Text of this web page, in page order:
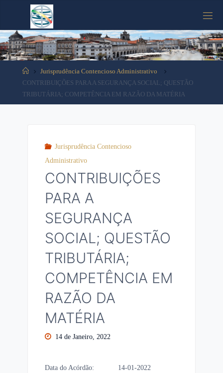
Jurisprudência Contencioso Administrativo
CONTRIBUIÇÕES PARA A SEGURANÇA SOCIAL; QUESTÃO
TRIBUTÁRIA; COMPETÊNCIA EM RAZÃO DA MATÉRIA
Jurisprudência Contencioso
Administrativo
CONTRIBUIÇÕES
PARA A
SEGURANÇA
SOCIAL; QUESTÃO
TRIBUTÁRIA;
COMPETÊNCIA EM
RAZÃO DA
MATÉRIA
14 de Janeiro, 2022
Data do Acórdão: 14-01-2022
Tooltip content